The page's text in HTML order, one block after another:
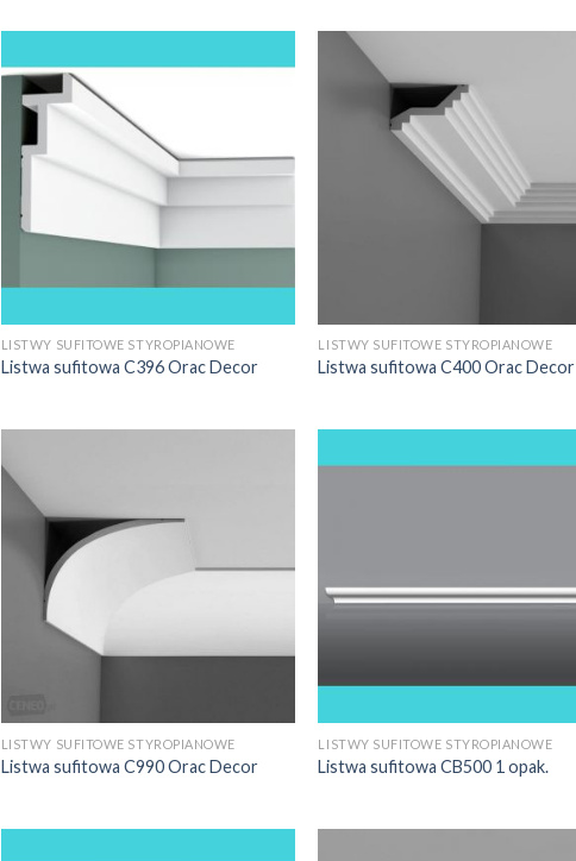
LISTWY SUFITOWE STYROPIANOWE
Listwa sufitowa C396 Orac Decor
LISTWY SUFITOWE STYROPIANOWE
Listwa sufitowa C400 Orac Decor
LISTWY SUFITOWE STYROPIANOWE
Listwa sufitowa C990 Orac Decor
LISTWY SUFITOWE STYROPIANOWE
Listwa sufitowa CB500 1 opak.